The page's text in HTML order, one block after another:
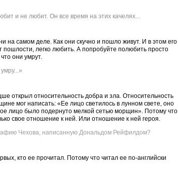
и не любит. Он все время на этих качелях...
на самом деле. Как они скучно и пошло живут. И в этом его
пошлости, легко любить. А попробуйте полюбить просто
они умрут.
открыл относительность добра и зла. Относительность
мог написать: «Ее лицо светилось в лунном свете, оно
лицо было подернуто мелкой сетью морщин». Потому что
свое отношение к ней. Или отношение к ней героя.
Чехова, написанную Дональдом Рейфилдом?
кто ее прочитал. Потому что читал ее по-английски